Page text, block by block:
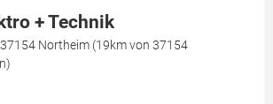
+ Technik
Northeim (19km von 37154